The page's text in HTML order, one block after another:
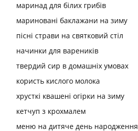
маринад для білих грибів
мариновані баклажани на зиму
пісні страви на святковий стіл
начинки для вареників
твердий сир в домашніх умовах
користь кислого молока
хрусткі квашені огірки на зиму
кетчуп з крохмалем
меню на дитяче день народження